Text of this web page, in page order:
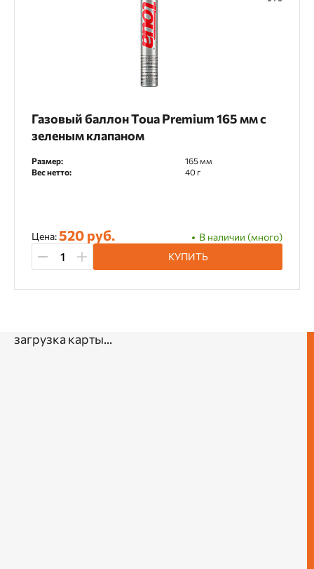
Газовый баллон Toua Premium 165 мм с
зеленым клапаном
Размер:
165 мм
Вес нетто:
40 г
Цена:520 руб.
В наличии (много)
КУПИТЬ
загрузка карты...